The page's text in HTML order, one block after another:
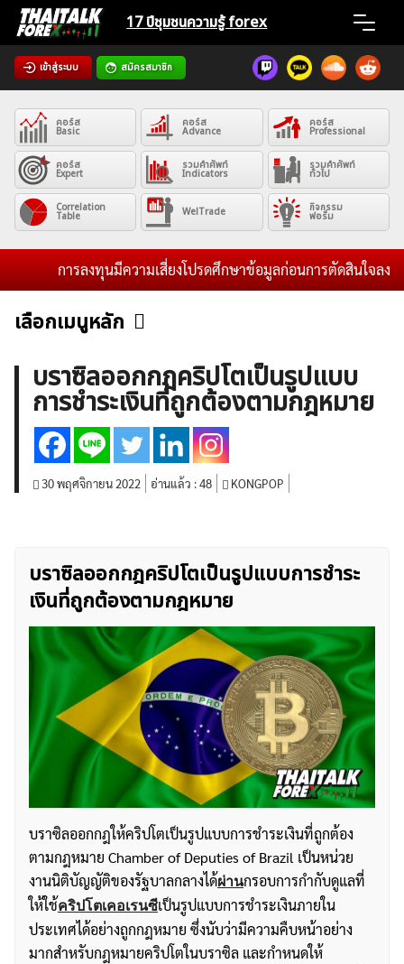
Skip
content
17 ปีชุมชนความรู้ forex
เข้าสู่ระบบ สมัครสมาชิก
Home
News
Articles
VPS Register
ค้นหา
สำหรับ:
คอร์ส
Basic
คอร์ส
Advance
คอร์ส
Professional
คอร์ส
Expert
รวมคำศัพท์
Indicators
รวมคำศัพท์
ทั่วไป
Correlation
Table WelTrade กิจกรรม
ฟอรั่ม
การลงทุนมีความเสี่ยงโปรดศึกษาข้อมูลก่อนการตัดสินใจลงทุน
เลือกเมนูหลัก
ข่าวฟอเร็กซ์และสกุลเงิน คริปโตเคอร์เรนซี
ฟรีซิกแนล รายวัน
บทวิเคราะห์
เศรษฐกิจทั่วไป ดัชนี-หุ้น
พันธบัตร
สินค้าโภคภัณฑ์
โบรกเกอร์ FX
โปรโมชั่น Forex
กองทุน Forex
ฟรี EA
บราซิลออกกฎคริปโตเป็นรูปแบบ
การชำระเงินที่ถูกต้องตามกฎหมาย
30 พฤศจิกายน 2022 อ่านแล้ว :48 KONGPOP
บราซิลออกกฎคริปโตเป็นรูปแบบการชำระ
เงินที่ถูกต้องตามกฎหมาย
บราซิลออกกฎให้คริปโตเป็นรูปแบบการชำระเงินที่ถูกต้อง
ตามกฎหมาย Chamber of Deputies of Brazil เป็นหน่วย
งานนิติบัญญัติของรัฐบาลกลางได้ผ่านกรอบการกำกับดูแลที่
ให้ใช้คริปโตเคอเรนซีเป็นรูปแบบการชำระเงินภายใน
ประเทศได้อย่างถูกกฎหมาย ซึ่งนับว่ามีความคืบหน้าอย่าง
มากสำหรับกฎหมายคริปโตในบราซิล และกำหนดให้